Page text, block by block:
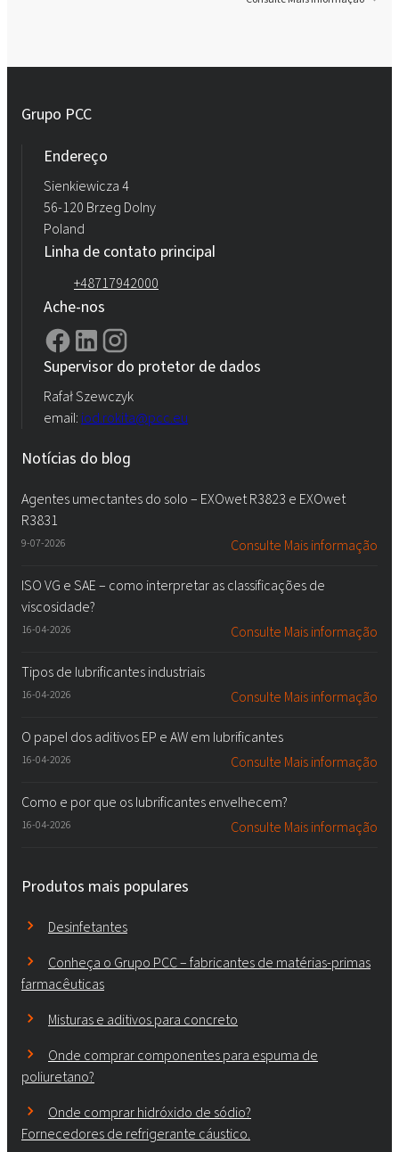
Grupo PCC
Endereço
Sienkiewicza 4
56-120 Brzeg Dolny
Poland
Linha de contato principal
+48717942000
Ache-nos
Supervisor do protetor de dados
Rafał Szewczyk
email: iod.rokita@pcc.eu
Notícias do blog
Agentes umectantes do solo – EXOwet R3823 e EXOwet
R3831
9-07-2026 Consulte Mais informação
ISO VG e SAE – como interpretar as classificações de
viscosidade?
16-04-2026 Consulte Mais informação
Tipos de lubrificantes industriais
16-04-2026 Consulte Mais informação
O papel dos aditivos EP e AW em lubrificantes
16-04-2026 Consulte Mais informação
Como e por que os lubrificantes envelhecem?
16-04-2026 Consulte Mais informação
Produtos mais populares
Desinfetantes
Conheça o Grupo PCC – fabricantes de matérias-primas
farmacêuticas
Misturas e aditivos para concreto
Onde comprar componentes para espuma de
poliuretano?
Onde comprar hidróxido de sódio?
Fornecedores de refrigerante cáustico.